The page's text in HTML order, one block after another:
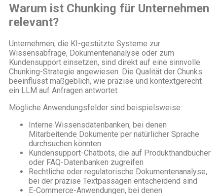
Warum ist Chunking für Unternehmen
relevant?
Unternehmen, die KI-gestützte Systeme zur
Wissensabfrage, Dokumentenanalyse oder zum
Kundensupport einsetzen, sind direkt auf eine sinnvolle
Chunking-Strategie angewiesen. Die Qualität der Chunks
beeinflusst maßgeblich, wie präzise und kontextgerecht
ein LLM auf Anfragen antwortet.
Mögliche Anwendungsfelder sind beispielsweise:
Interne Wissensdatenbanken, bei denen
Mitarbeitende Dokumente per natürlicher Sprache
durchsuchen könnten
Kundensupport-Chatbots, die auf Produkthandbücher
oder FAQ-Datenbanken zugreifen
Rechtliche oder regulatorische Dokumentenanalyse,
bei der präzise Textpassagen entscheidend sind
E-Commerce-Anwendungen, bei denen